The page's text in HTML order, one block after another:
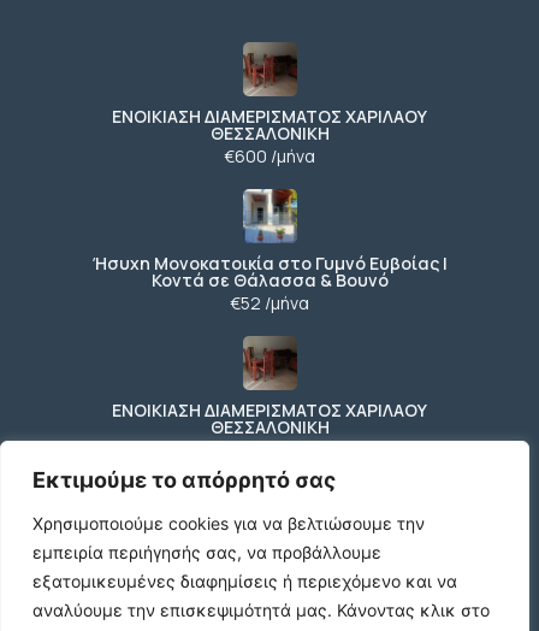
Εκτιμούμε το απόρρητό σας
Χρησιμοποιούμε cookies για να βελτιώσουμε την
εμπειρία περιήγησής σας, να προβάλλουμε
εξατομικευμένες διαφημίσεις ή περιεχόμενο και να
αναλύουμε την επισκεψιμότητά μας. Κάνοντας κλικ στο
ΕΝΟΙΚΙΑΣΗ ΔΙΑΜΕΡΙΣΜΑΤΟΣ ΧΑΡΙΛΑΟΥ
ΘΕΣΣΑΛΟΝΙΚΗ
€600 /μήνα
Ήσυχη Μονοκατοικία στο Γυμνό Ευβοίας |
Κοντά σε Θάλασσα & Βουνό
€52 /μήνα
ΕΝΟΙΚΙΑΣΗ ΔΙΑΜΕΡΙΣΜΑΤΟΣ ΧΑΡΙΛΑΟΥ
ΘΕΣΣΑΛΟΝΙΚΗ
Κωδικος ακινητου Μ480 καταστημα στον
Ευοσμο
€500 /μήνα